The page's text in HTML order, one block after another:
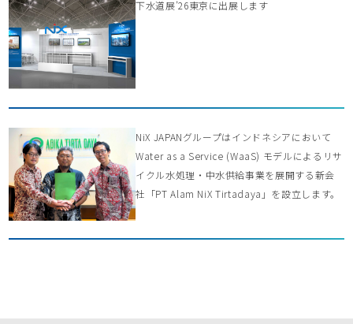
下水道展’26東京に出展します
NiX JAPANグループはインドネシアにおいて
Water as a Service (WaaS) モデルによるリサ
イクル水処理・中水供給事業を展開する新会
社「PT Alam NiX Tirtadaya」を設立します。